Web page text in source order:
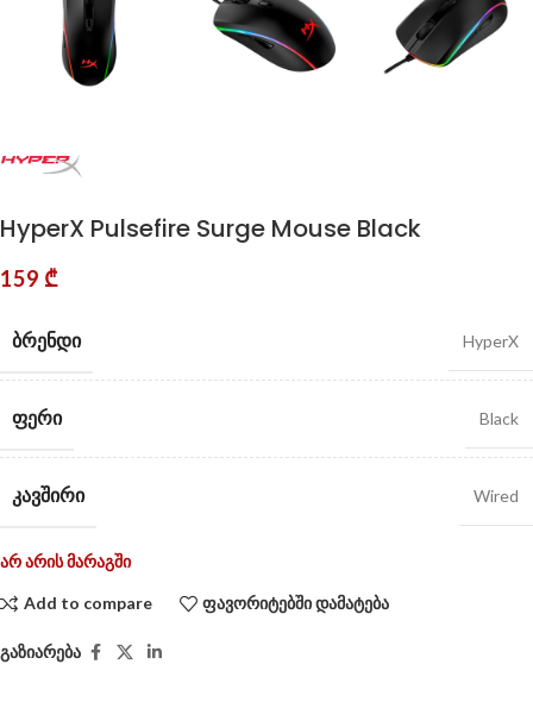
HyperX Pulsefire Surge Mouse Black
159 ₾
ᲑᲠᲔᲜᲓᲘ HyperX
ᲤᲔᲠᲘ Black
ᲙᲐᲕᲨᲘᲠᲘ Wired
არ არის მარაგში
Add to compare ფავორიტებში დამატება
გაზიარება